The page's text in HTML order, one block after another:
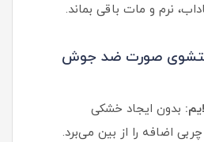
نرم و مات باقی بماند.
صورت ضد جوش
بدون ایجاد خشکی
اضافه را از بین می‌برد.